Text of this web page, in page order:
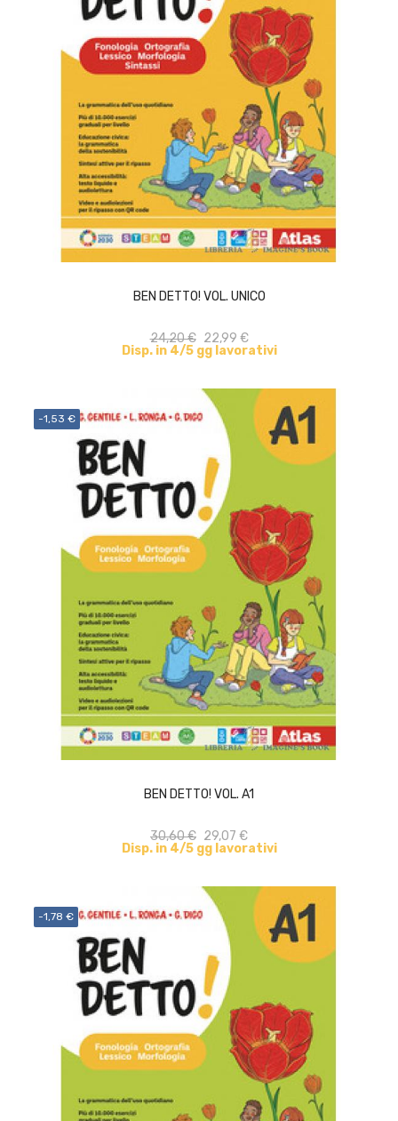
BEN DETTO! VOL. UNICO
24,20 € 22,99 €
Disp. in 4/5 gg lavorativi
ACQUISTA
-1,53 €
BEN DETTO! VOL. A1
30,60 € 29,07 €
Disp. in 4/5 gg lavorativi
ACQUISTA
-1,78 €